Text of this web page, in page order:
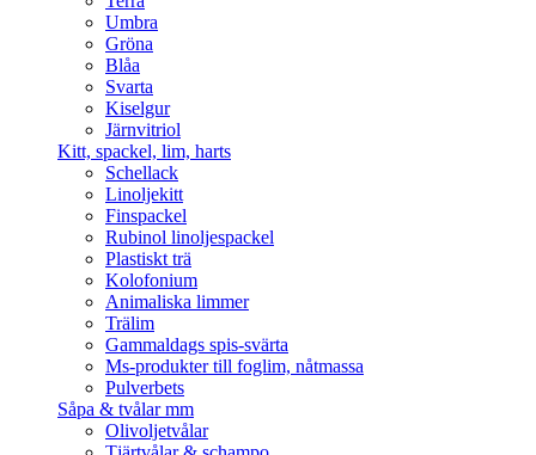
Umbra
Gröna
Blåa
Svarta
Kiselgur
Järnvitriol
Kitt, spackel, lim, harts
Schellack
Linoljekitt
Finspackel
Rubinol linoljespackel
Plastiskt trä
Kolofonium
Animaliska limmer
Trälim
Gammaldags spis-svärta
Ms-produkter till foglim, nåtmassa
Pulverbets
Såpa & tvålar mm
Olivoljetvålar